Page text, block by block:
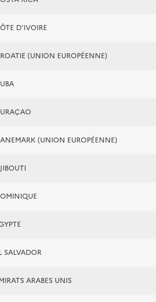
D'IVOIRE
(UNION EUROPÉENNE)
(UNION EUROPÉENNE)
SALVADOR
ARABES UNIS